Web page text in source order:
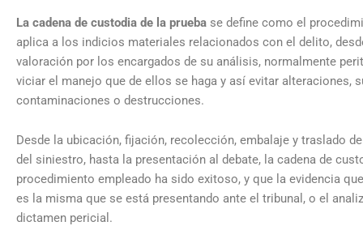
La cadena de custodia de la prueba se define como el
aplica a los indicios materiales relacionados con el delito,
valoración por los encargados de su análisis, normalmente
viciar el manejo que de ellos se haga y así evitar alteraciones,
contaminaciones o destrucciones.
Desde la ubicación, fijación, recolección, embalaje y traslado
del siniestro, hasta la presentación al debate, la cadena de
procedimiento empleado ha sido exitoso, y que la evidencia
es la misma que se está presentando ante el tribunal, o el
dictamen pericial.